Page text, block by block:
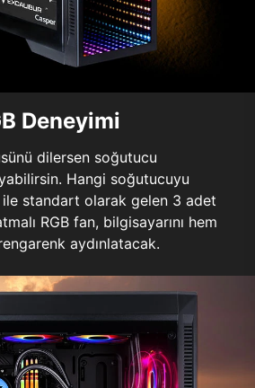
Deneyimi
dilersen soğutucu
Hangi soğutucuyu
ile standart olarak gelen 3 adet
RGB fan, bilgisayarını hem
aydınlatacak.